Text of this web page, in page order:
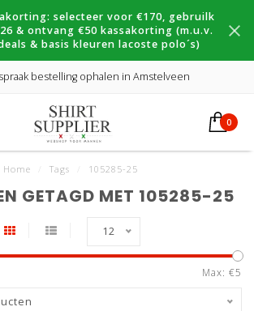
selecteer voor €170, gebruilk
& ontvang €50 kassakorting (m.u.v.
& basis kleuren lacoste polo´s)
bestelling ophalen in Amstelveen
0
Home Tags 105285-25
GETAGD MET 105285-25
12
Max: €5